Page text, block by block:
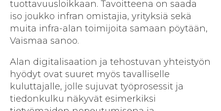
tuottavuusloikkaan. Tavoitteena on saada
iso joukko infran omistajia, yrityksiä sekä
muita infra-alan toimijoita samaan pöytään,
Vaismaa sanoo.
Alan digitalisaation ja tehostuvan yhteistyön
hyödyt ovat suuret myös tavalliselle
kuluttajalle, jolle sujuvat työprosessit ja
tiedonkulku näkyvät esimerkiksi